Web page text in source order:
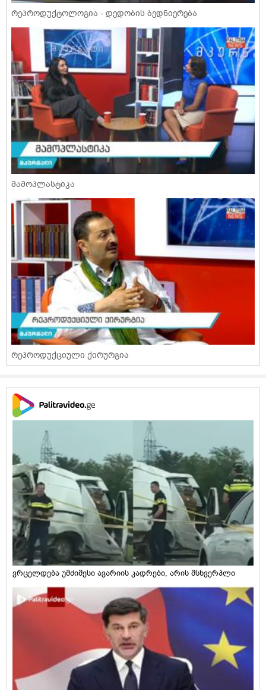
რეპროდუქტოლოგია - დედობის ბედნიერება
მამოპლასტიკა
რეპროდუქციული ქირურგია
ვრცელდება უმძიმესი ავარიის კადრები, არის მსხვერპლი